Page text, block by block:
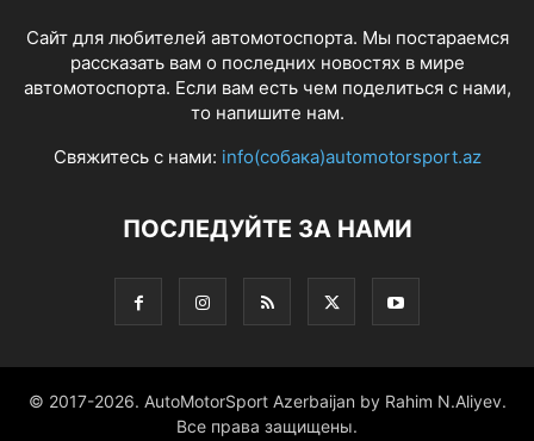
Сайт для любителей автомотоспорта. Мы постараемся
рассказать вам о последних новостях в мире
автомотоспорта. Если вам есть чем поделиться с нами,
то напишите нам.
Свяжитесь с нами: info(собака)automotorsport.az
ПОСЛЕДУЙТЕ ЗА НАМИ
© 2017-2026. AutoMotorSport Azerbaijan by Rahim N.Aliyev.
Все права защищены.